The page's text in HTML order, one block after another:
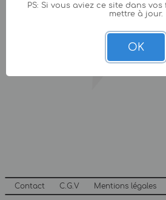
Contact C.G.V Mentions légales
PS: Si vous aviez ce site dans
mettre à jour.
OK